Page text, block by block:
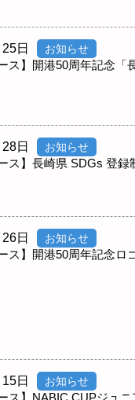
日 お知らせ
ス】開港50周年記念
日 お知らせ
ス】長崎県 SDGs 登
日 お知らせ
ス】開港50周年記念ロ
日 お知らせ
ス】NABIC CUPジュ